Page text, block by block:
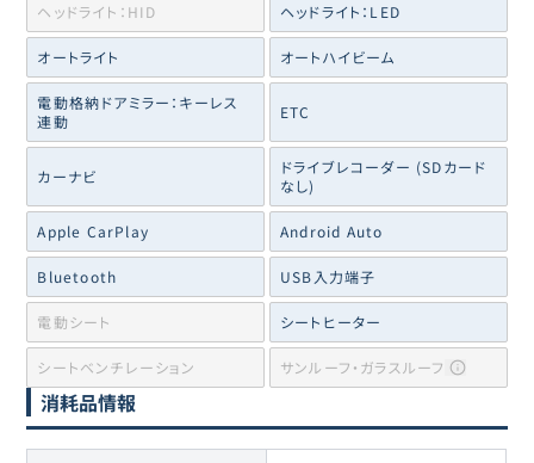
ヘッドライト：HID ヘッドライト：LED
オートライト オートハイビーム
電動格納ドアミラー：キーレス
連動
ETC
カーナビ
ドライブレコーダー (SDカード
なし)
Apple CarPlay Android Auto
Bluetooth USB入力端子
電動シート シートヒーター
シートベンチレーション サンルーフ・ガラスルーフ
消耗品情報